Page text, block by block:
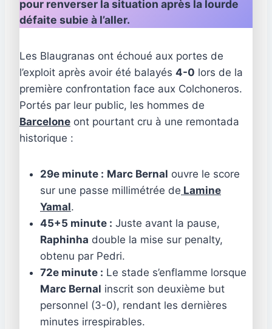
pour renverser la situation après la lourde
défaite subie à l’aller.
Les Blaugranas ont échoué aux portes de
l’exploit après avoir été balayés 4-0 lors de la
première confrontation face aux Colchoneros.
Portés par leur public, les hommes de
Barcelone ont pourtant cru à une remontada
historique :
29e minute : Marc Bernal ouvre le score
sur une passe millimétrée de Lamine
Yamal.
45+5 minute : Juste avant la pause,
Raphinha double la mise sur penalty,
obtenu par Pedri.
72e minute : Le stade s’enflamme lorsque
Marc Bernal inscrit son deuxième but
personnel (3-0), rendant les dernières
minutes irrespirables.